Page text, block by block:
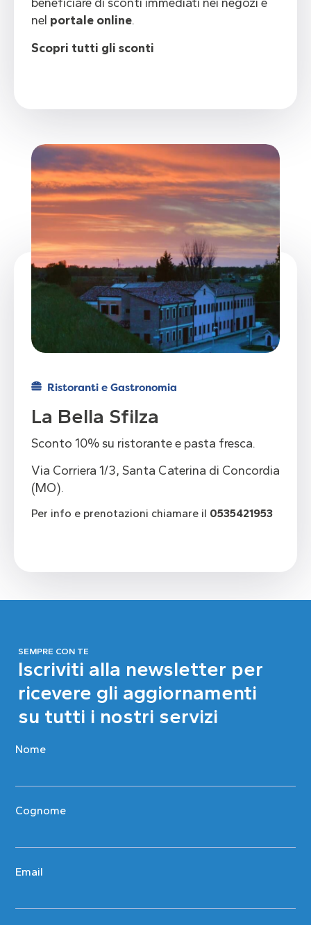
nel portale online.
Scopri tutti gli sconti
Ristoranti e Gastronomia
La Bella Sfilza
Sconto 10% su ristorante e pasta fresca.
Via Corriera 1/3, Santa Caterina di Concordia
(MO).
Per info e prenotazioni chiamare il 0535421953
SEMPRE CON TE
Iscriviti alla newsletter per
ricevere gli aggiornamenti
su tutti i nostri servizi
Nome
Cognome
Email